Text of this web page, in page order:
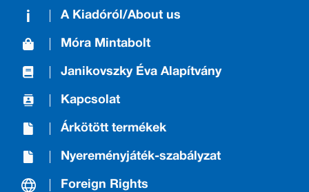
A Kiadóról/About us
Móra Mintabolt
Janikovszky Éva Alapítvány
Kapcsolat
Árkötött termékek
Nyereményjáték-szabályzat
Foreign Rights